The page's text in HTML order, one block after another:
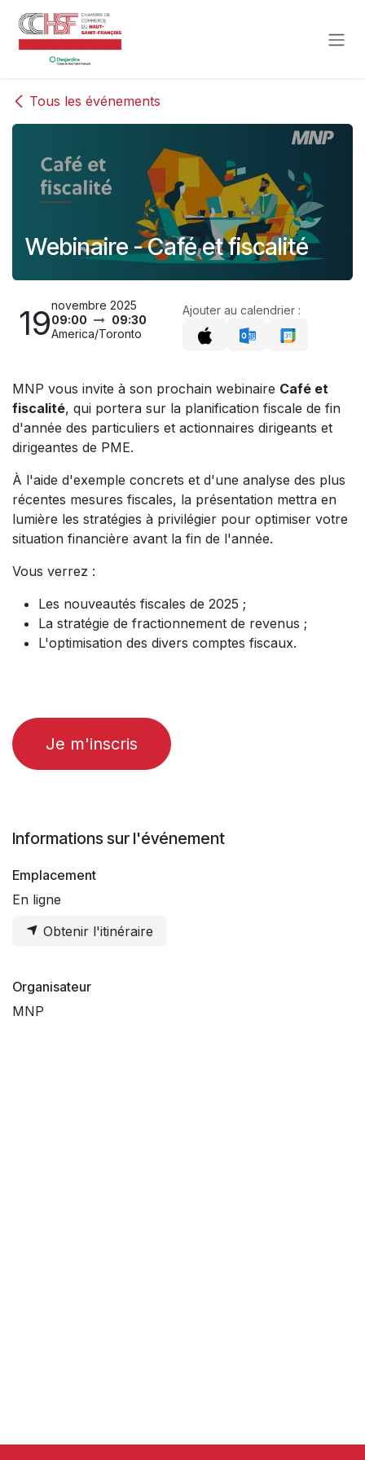
Se rendre au contenu
Tous les événements
Webinaire - Café et fiscalité
19novembre 2025
09:00
09:30
America/Toronto
Ajouter au calendrier :
MNP vous invite à son prochain webinaire Café et
fiscalité, qui portera sur la planification fiscale de fin
d'année des particuliers et actionnaires dirigeants et
dirigeantes de PME.
À l'aide d'exemple concrets et d'une analyse des plus
récentes mesures fiscales, la présentation mettra en
lumière les stratégies à privilégier pour optimiser votre
situation financière avant la fin de l'année.
Vous verrez :
Les nouveautés fiscales de 2025 ;
La stratégie de fractionnement de revenus ;
L'optimisation des divers comptes fiscaux.
Je m'inscris
Informations sur l'événement
Emplacement
En ligne
Obtenir l'itinéraire
Organisateur
MNP